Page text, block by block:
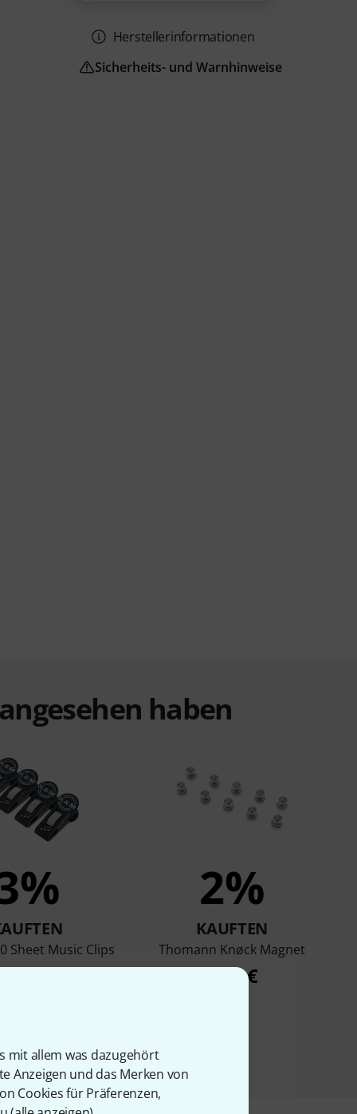
mit allem was dazugehört
Anzeigen und das Merken von
Cookies für Präferenzen,
Herstellerinformationen
Sicherheits- und Warnhinweise
haben
Sheet Music Clips
3,90 €
2%
KAUFTEN
Thomann Knøck Magnet
8,90 €